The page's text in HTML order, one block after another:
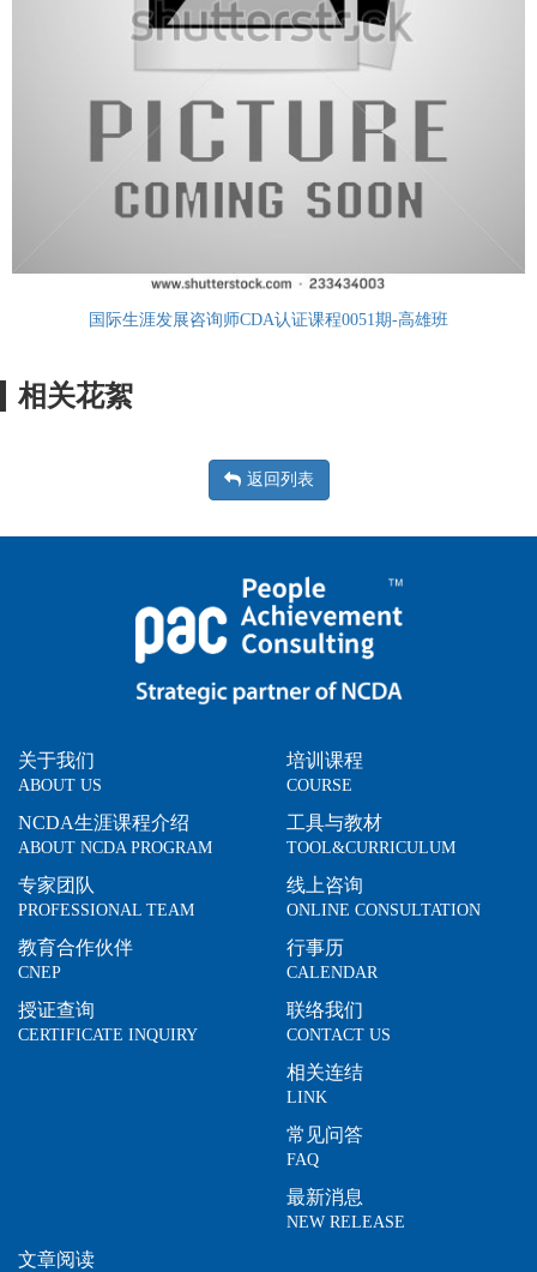
国际生涯发展咨询师CDA认证课程0051期-高雄班
相关花絮
返回列表
关于我们
ABOUT US
NCDA生涯课程介绍
ABOUT NCDA PROGRAM
专家团队
PROFESSIONAL TEAM
教育合作伙伴
CNEP
授证查询
CERTIFICATE INQUIRY
培训课程
COURSE
工具与教材
TOOL&CURRICULUM
线上咨询
ONLINE CONSULTATION
行事历
CALENDAR
联络我们
CONTACT US
相关连结
LINK
常见问答
FAQ
最新消息
NEW RELEASE
文章阅读